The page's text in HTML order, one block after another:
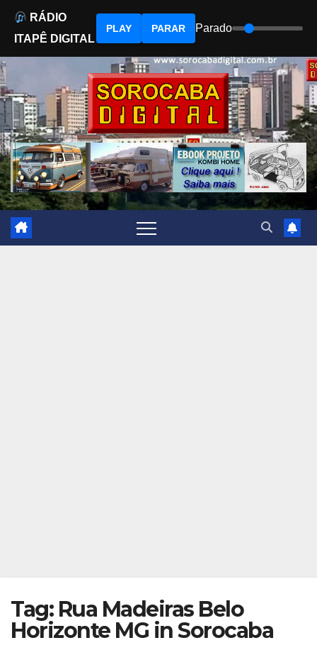
to
content
Tag: Rua Madeiras Belo
Horizonte MG in Sorocaba
RÁDIO
ITAPÊ DIGITAL
PLAY PARAR Parado